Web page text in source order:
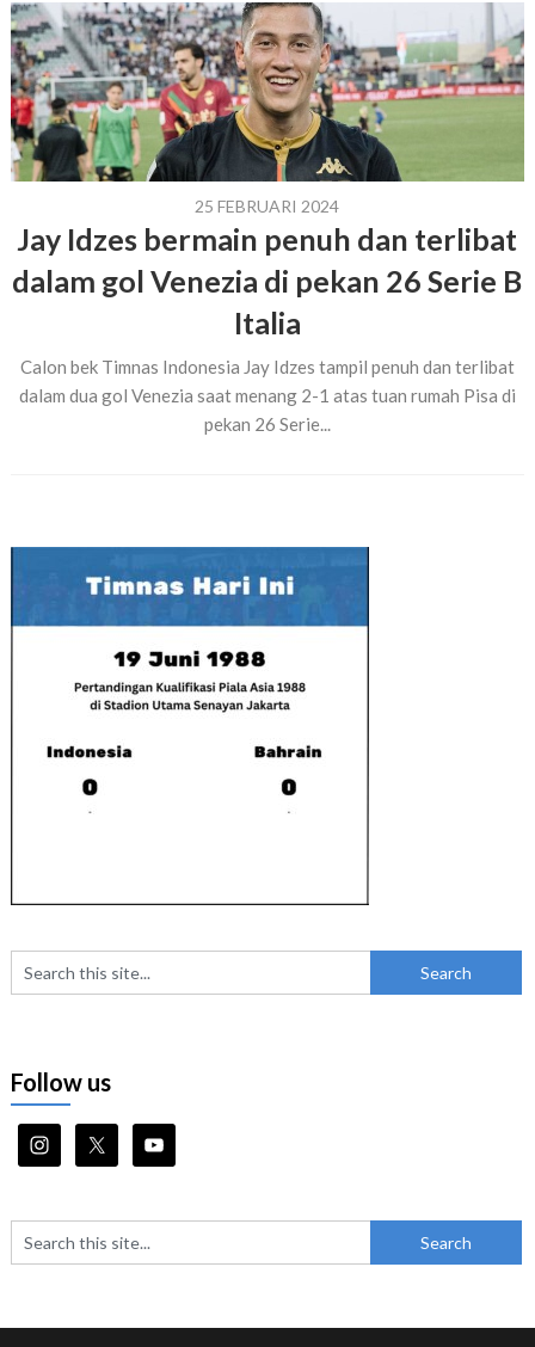
25 FEBRUARI 2024
Jay Idzes bermain penuh dan terlibat
dalam gol Venezia di pekan 26 Serie B
Italia
Calon bek Timnas Indonesia Jay Idzes tampil penuh dan terlibat
dalam dua gol Venezia saat menang 2-1 atas tuan rumah Pisa di
pekan 26 Serie...
Follow us